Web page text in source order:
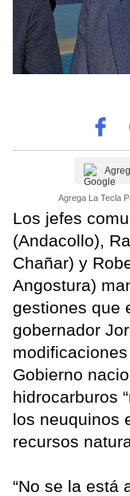
Agrega La Tecla
Los jefes
(Andacollo),
Chañar) y
Angostura)
gestiones que
gobernador
Gobierno
hidrocarburos
los neuquinos
recursos
“No se la está